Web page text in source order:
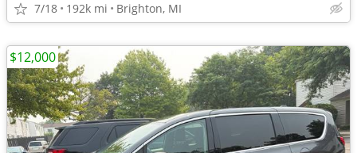
7/18 192k mi Brighton, MI
$12,000